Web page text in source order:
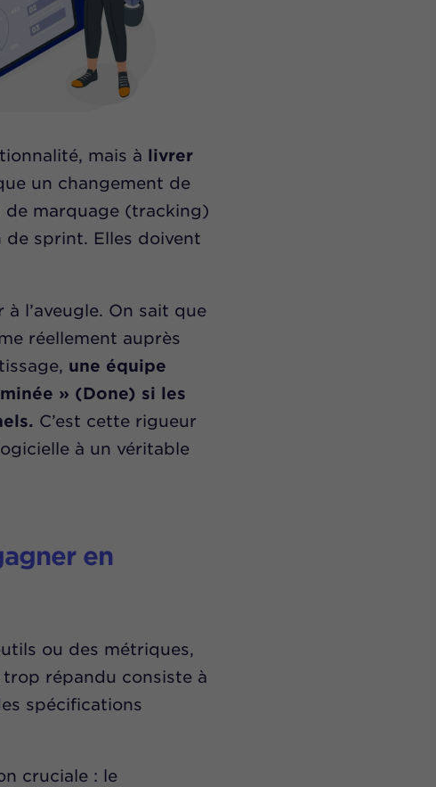
mais à
livrer
un changement de
de marquage (tracking)
de sprint. Elles doivent
l’aveugle. On sait que
réellement auprès
une équipe
» (Done) si les
C’est cette rigueur
à un véritable
en
ou des métriques,
trop répandu consiste à
spécifications
cruciale : le